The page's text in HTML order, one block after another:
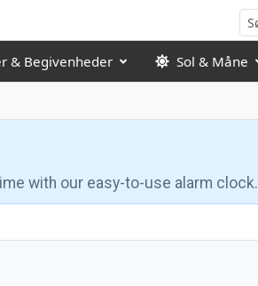
& Begivenheder Sol & Måne
with our easy-to-use alarm clock.